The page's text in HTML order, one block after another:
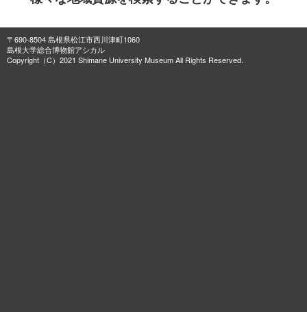
〒690-8504 島根県松江市西川津町1060
島根大学総合博物館アシカル
Copyright（C）2021 Shimane University Museum All Rights Reserved.